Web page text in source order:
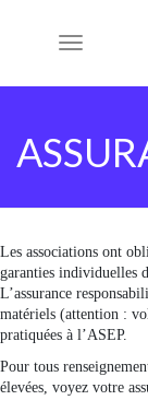
Toggle
Les associations ont
garanties individuelles
L’assurance
matériels (attention :
pratiquées à l’ASEP.
Pour tous
élevées, voyez votre